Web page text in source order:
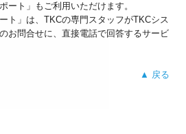
ート」もご利用いただけます。
ト」は、TKCの専門スタッフがTKCシス
お問合せに、直接電話で回答するサービ
▲ 戻る